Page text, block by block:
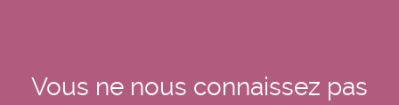
Vous ne nous connaissez pas